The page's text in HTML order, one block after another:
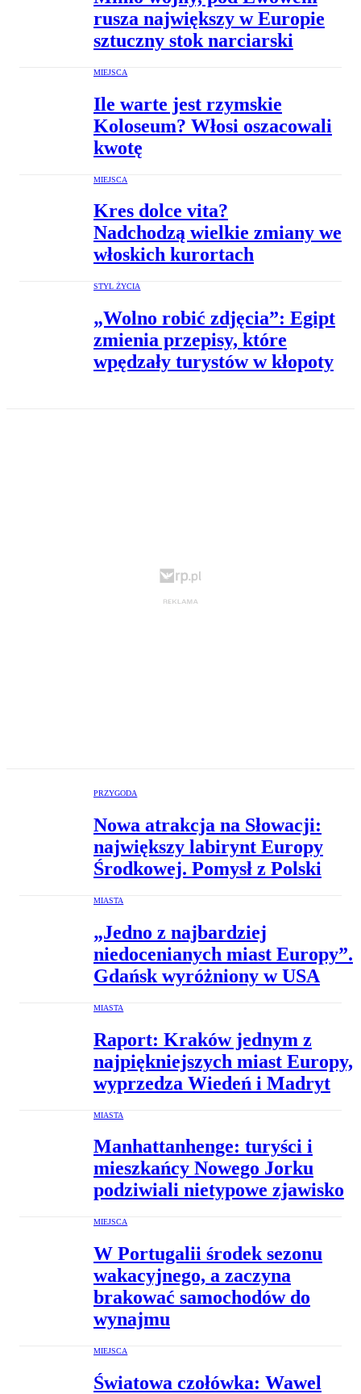
rusza największy w Europie
sztuczny stok narciarski
MIEJSCA
Ile warte jest rzymskie
Koloseum? Włosi oszacowali
kwotę
MIEJSCA
Kres dolce vita?
Nadchodzą wielkie zmiany we
włoskich kurortach
STYL ŻYCIA
„Wolno robić zdjęcia”: Egipt
zmienia przepisy, które
wpędzały turystów w kłopoty
PRZYGODA
Nowa atrakcja na Słowacji:
największy labirynt Europy
Środkowej. Pomysł z Polski
MIASTA
„Jedno z najbardziej
niedocenianych miast Europy”.
Gdańsk wyróżniony w USA
MIASTA
Raport: Kraków jednym z
najpiękniejszych miast Europy,
wyprzedza Wiedeń i Madryt
MIASTA
Manhattanhenge: turyści i
mieszkańcy Nowego Jorku
podziwiali nietypowe zjawisko
MIEJSCA
W Portugalii środek sezonu
wakacyjnego, a zaczyna
brakować samochodów do
wynajmu
MIEJSCA
Światowa czołówka: Wawel